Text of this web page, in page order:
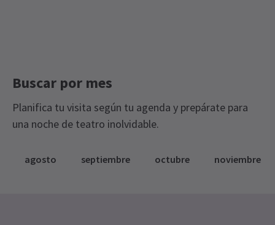
Buscar por mes
Planifica tu visita según tu agenda y prepárate para
una noche de teatro inolvidable.
agosto septiembre octubre noviembre